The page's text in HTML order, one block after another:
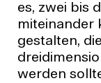
es, zwei bis
miteinander
gestalten,
werden